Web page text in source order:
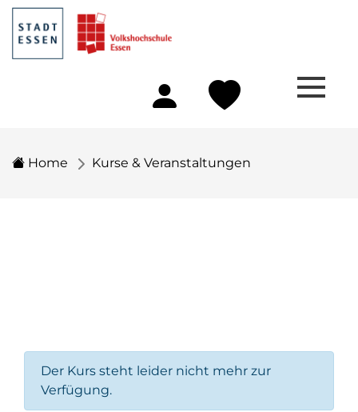
Home Kurse & Veranstaltungen
Der Kurs steht leider nicht mehr zur
Verfügung.